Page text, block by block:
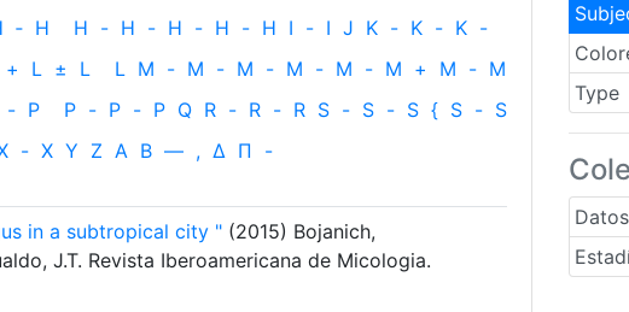
Type
Datos
‐ H H - H - H - H - H I - I J K - K - K -
+ L ± L L M - M - M - M - M - M + M - M
- P P - P - P Q R - R - R S - S - S { S - S
- X Y Z Α Β — , Δ Π -
in a subtropical city " (2015) Bojanich,
J.T. Revista Iberoamericana de Micologia.